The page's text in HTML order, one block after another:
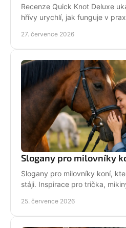
Recenze Quick Knot Deluxe
hřívy urychlí, jak funguje v
27. července 2026
Slogany pro milovníky
Slogany pro milovníky koní,
stáji. Inspirace pro trička,
25. července 2026